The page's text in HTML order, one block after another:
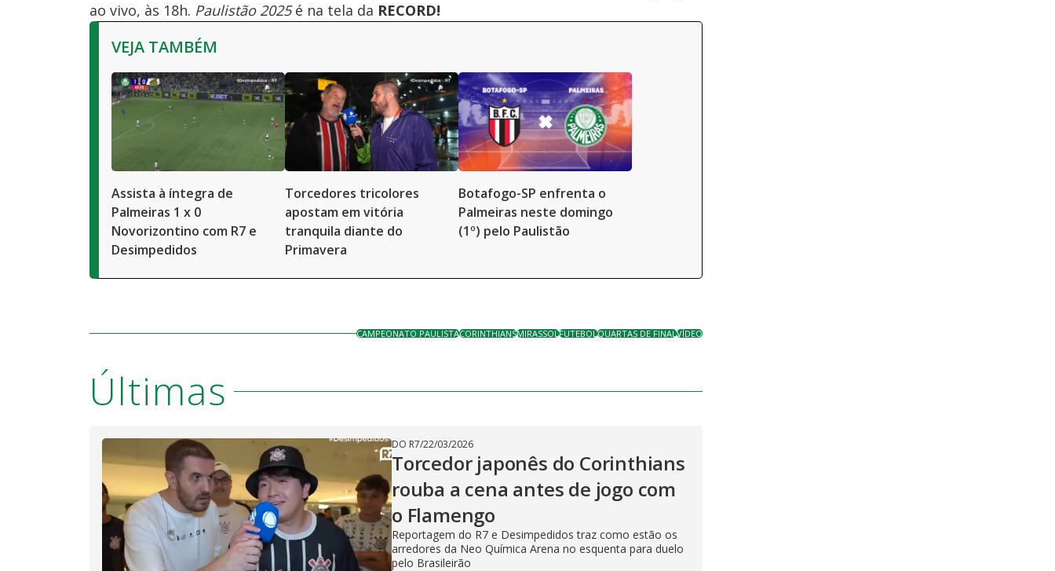
ao vivo, às 18h. Paulistão 2025é na tela da RECORD!
VEJA TAMBÉM
Assista à íntegra de
Palmeiras 1 x 0
Novorizontino com R7 e
Desimpedidos
Torcedores tricolores
apostam em vitória
tranquila diante do
Primavera
Botafogo-SP enfrenta o
Palmeiras neste domingo
(1º) pelo Paulistão
CAMPEONATO PAULISTACORINTHIANSMIRASSOLFUTEBOLQUARTAS DE FINALVÍDEO
Últimas
DO R7/22/03/2026
Torcedor japonês do Corinthians
rouba a cena antes de jogo com
o Flamengo
Reportagem do R7 e Desimpedidos traz como estão os
arredores da Neo Química Arena no esquenta para duelo
pelo Brasileirão